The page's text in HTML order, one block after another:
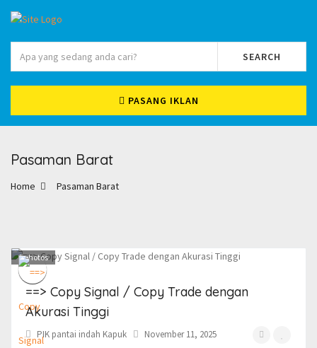
SEARCH
PASANG IKLAN
Pasaman Barat
Home Pasaman Barat
1photos
==> Copy Signal / Copy Trade dengan
Akurasi Tinggi
PIK pantai indah Kapuk November 11, 2025